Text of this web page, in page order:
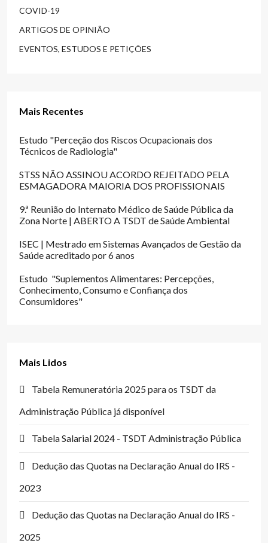
COVID-19
ARTIGOS DE OPINIÃO
EVENTOS, ESTUDOS E PETIÇÕES
Mais Recentes
Estudo "Perceção dos Riscos Ocupacionais dos
Técnicos de Radiologia"
STSS NÃO ASSINOU ACORDO REJEITADO PELA
ESMAGADORA MAIORIA DOS PROFISSIONAIS
9.ª Reunião do Internato Médico de Saúde Pública da
Zona Norte | ABERTO A TSDT de Saúde Ambiental
ISEC | Mestrado em Sistemas Avançados de Gestão da
Saúde acreditado por 6 anos
Estudo "Suplementos Alimentares: Percepções,
Conhecimento, Consumo e Confiança dos
Consumidores"
Mais Lidos
Tabela Remuneratória 2025 para os TSDT da
Administração Pública já disponível
Tabela Salarial 2024 - TSDT Administração Pública
Dedução das Quotas na Declaração Anual do IRS -
2023
Dedução das Quotas na Declaração Anual do IRS -
2025